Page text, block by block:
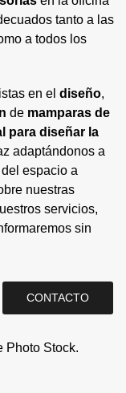
tanto a las
a todos los
en el diseño,
de mamparas de
para diseñar la
adaptándonos a
espacio a
nuestras
servicios,
sin
CONTACTO
Photo Stock.